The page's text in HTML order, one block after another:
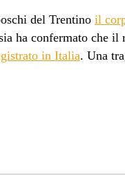
del Trentino il
ha confermato che il
in Italia. Una